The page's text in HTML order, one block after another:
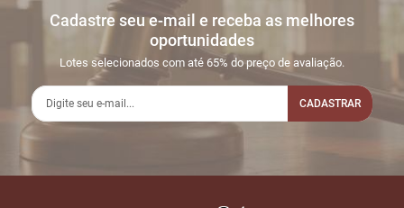
Cadastre seu e-mail e receba as melhores
oportunidades
Lotes selecionados com até 65% do preço de avaliação.
CADASTRAR